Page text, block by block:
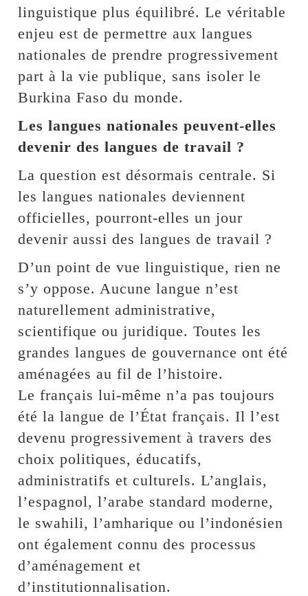
linguistique plus équilibré. Le véritable
enjeu est de permettre aux langues
nationales de prendre progressivement
part à la vie publique, sans isoler le
Burkina Faso du monde.
Les langues nationales peuvent-elles
devenir des langues de travail ?
La question est désormais centrale. Si
les langues nationales deviennent
officielles, pourront-elles un jour
devenir aussi des langues de travail ?
D’un point de vue linguistique, rien ne
s’y oppose. Aucune langue n’est
naturellement administrative,
scientifique ou juridique. Toutes les
grandes langues de gouvernance ont été
aménagées au fil de l’histoire.
Le français lui-même n’a pas toujours
été la langue de l’État français. Il l’est
devenu progressivement à travers des
choix politiques, éducatifs,
administratifs et culturels. L’anglais,
l’espagnol, l’arabe standard moderne,
le swahili, l’amharique ou l’indonésien
ont également connu des processus
d’aménagement et
d’institutionnalisation.